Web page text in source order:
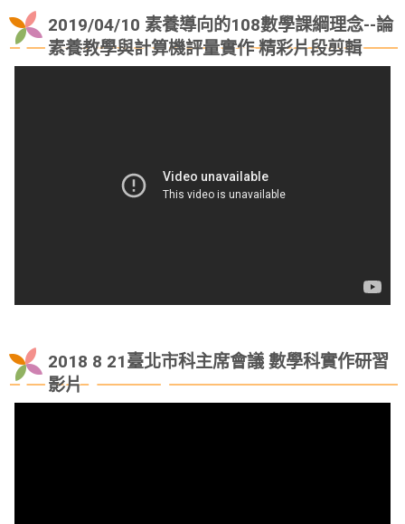
2019/04/10 素養導向的108數學課綱理念--論
素養教學與計算機評量實作 精彩片段剪輯
2018 8 21臺北市科主席會議 數學科實作研習
影片